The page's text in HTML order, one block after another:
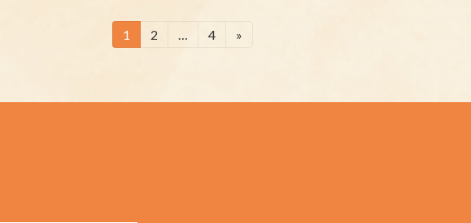
固
1
固
2
固
4 »